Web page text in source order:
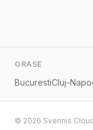
ORASE
BucurestiCluj-
© 2026 Svennis